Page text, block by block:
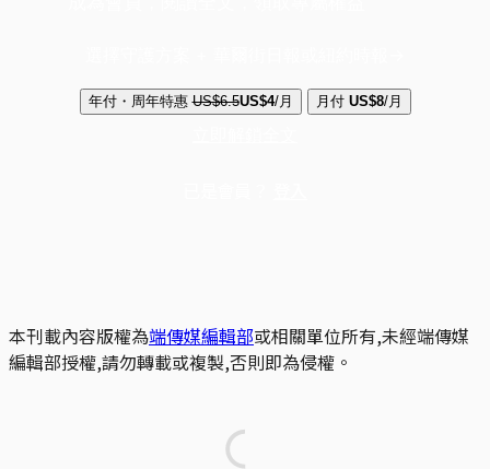
年付・周年特惠 US$6.5US$4/月 月付 US$8/月
本刊載內容版權為端傳媒編輯部或相關單位所有,未經端傳媒
編輯部授權,請勿轉載或複製,否則即為侵權。